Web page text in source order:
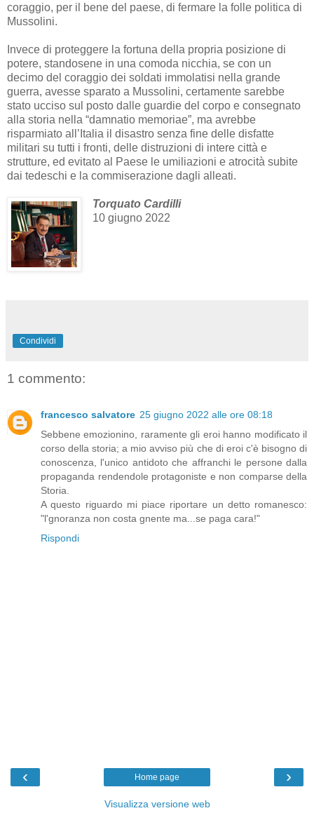
coraggio, per il bene del paese, di fermare la folle politica di
Mussolini.
Invece di proteggere la fortuna della propria posizione di
potere, standosene in una comoda nicchia, se con un
decimo del coraggio dei soldati immolatisi nella grande
guerra, avesse sparato a Mussolini, certamente sarebbe
stato ucciso sul posto dalle guardie del corpo e consegnato
alla storia nella “damnatio memoriae”, ma avrebbe
risparmiato all’Italia il disastro senza fine delle disfatte
militari su tutti i fronti, delle distruzioni di intere città e
strutture, ed evitato al Paese le umiliazioni e atrocità subite
dai tedeschi e la commiserazione dagli alleati.
Torquato Cardilli
10 giugno 2022
Condividi
1 commento:
francesco salvatore 25 giugno 2022 alle ore 08:18
Sebbene emozionino, raramente gli eroi hanno modificato il
corso della storia; a mio avviso più che di eroi c'è bisogno di
conoscenza, l'unico antidoto che affranchi le persone dalla
propaganda rendendole protagoniste e non comparse della
Storia.
A questo riguardo mi piace riportare un detto romanesco:
"l'gnoranza non costa gnente ma...se paga cara!"
Rispondi
‹ ›
Home page
Visualizza versione web